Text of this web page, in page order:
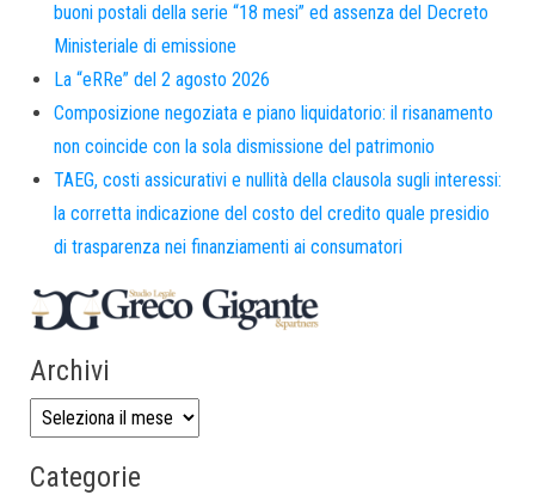
buoni postali della serie “18 mesi” ed assenza del Decreto
Ministeriale di emissione
La “eRRe” del 2 agosto 2026
Composizione negoziata e piano liquidatorio: il risanamento
non coincide con la sola dismissione del patrimonio
TAEG, costi assicurativi e nullità della clausola sugli interessi:
la corretta indicazione del costo del credito quale presidio
di trasparenza nei finanziamenti ai consumatori
Archivi
Categorie